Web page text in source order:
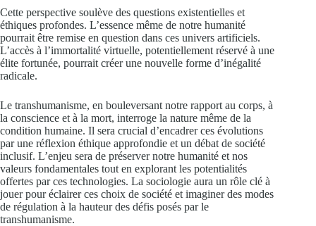
Cette perspective soulève des questions existentielles et
éthiques profondes. L’essence même de notre humanité
pourrait être remise en question dans ces univers artificiels.
L’accès à l’immortalité virtuelle, potentiellement réservé à une
élite fortunée, pourrait créer une nouvelle forme d’inégalité
radicale.
Le transhumanisme, en bouleversant notre rapport au corps, à
la conscience et à la mort, interroge la nature même de la
condition humaine. Il sera crucial d’encadrer ces évolutions
par une réflexion éthique approfondie et un débat de société
inclusif. L’enjeu sera de préserver notre humanité et nos
valeurs fondamentales tout en explorant les potentialités
offertes par ces technologies. La sociologie aura un rôle clé à
jouer pour éclairer ces choix de société et imaginer des modes
de régulation à la hauteur des défis posés par le
transhumanisme.